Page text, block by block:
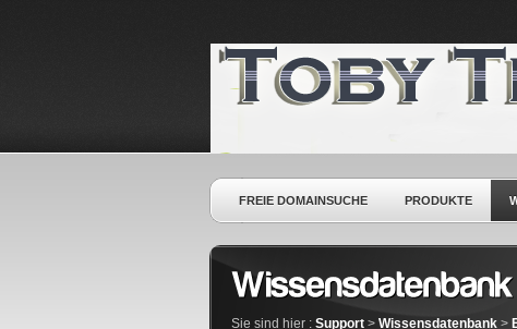
FREIE DOMAINSUCHE PRODUKTE
Sie sind hier : Support > Wissensdatenbank >